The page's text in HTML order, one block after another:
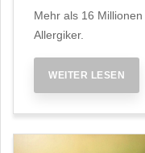
Mehr als 16
Allergiker.
WEITER LESEN